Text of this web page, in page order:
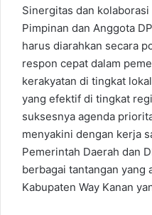
Sinergitas dan
Pimpinan dan Anggota
harus diarahkan secara
respon cepat dalam
kerakyatan di tingkat
yang efektif di tingkat
suksesnya agenda
menyakini dengan kerja
Pemerintah Daerah dan
berbagai tantangan yang
Kabupaten Way Kanan